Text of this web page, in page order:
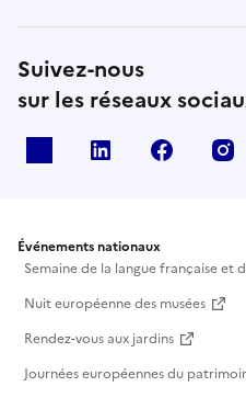
Suivez-nous
sur les réseaux
Linkedin
Événements nationaux
Semaine de la langue française et
Nuit européenne des musées
Rendez-vous aux jardins
Journées européennes du